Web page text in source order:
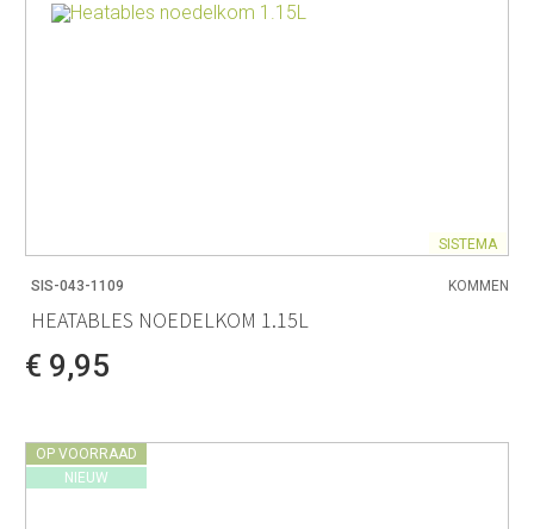
SISTEMA
SIS-043-1109 KOMMEN
HEATABLES NOEDELKOM 1.15L
€ 9,95
OP VOORRAAD
NIEUW